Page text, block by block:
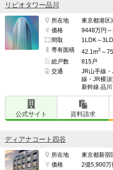
リビオタワー品川
所在地
東京都港区
価格
9448万円
間取
1LDK～
専有面積
42.1m2 ～
総戸数
815戸
交通
JR山手線
線・JR横
新幹線 品
公式サイト 資料請求
ディアナコート四谷
所在地
東京都新宿
価格
2億5,900万